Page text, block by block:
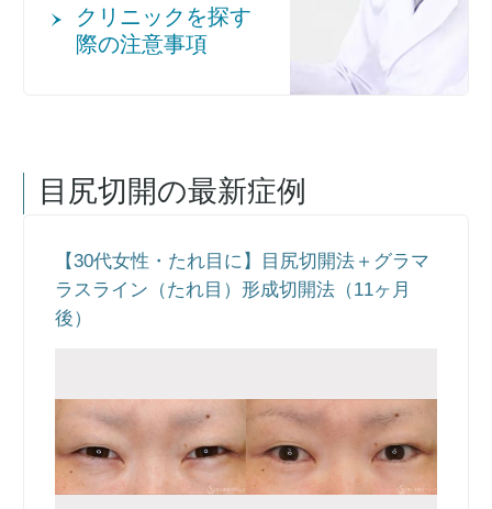
クリニックを探す
際の注意事項
目尻切開の最新症例
【30代女性・たれ目に】目尻切開法＋グラマ
ラスライン（たれ目）形成切開法（11ヶ月
後）